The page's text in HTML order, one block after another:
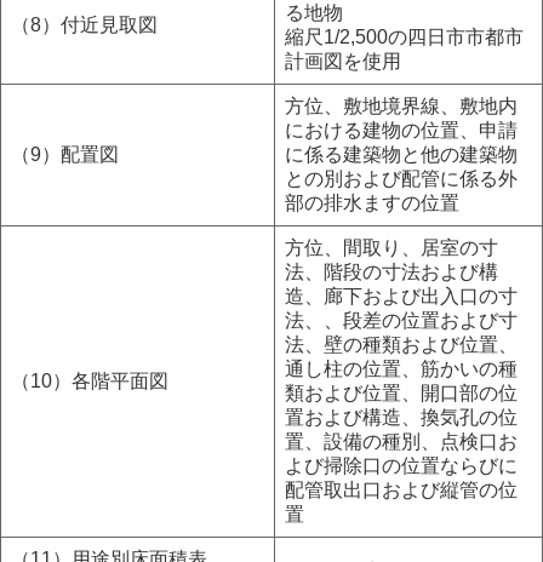
（8）付近見取図
る地物
縮尺1/2,500の四日市市都市
計画図を使用
（9）配置図
方位、敷地境界線、敷地内
における建物の位置、申請
に係る建築物と他の建築物
との別および配管に係る外
部の排水ますの位置
（10）各階平面図
方位、間取り、居室の寸
法、階段の寸法および構
造、廊下および出入口の寸
法、、段差の位置および寸
法、壁の種類および位置、
通し柱の位置、筋かいの種
類および位置、開口部の位
置および構造、換気孔の位
置、設備の種別、点検口お
よび掃除口の位置ならびに
配管取出口および縦管の位
置